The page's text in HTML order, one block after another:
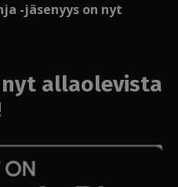
-jäsenyys on nyt
nyt allaolevista